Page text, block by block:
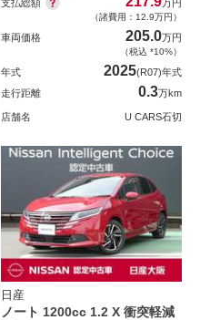
支払総額 万円
（諸費用：12.9万円）
車両価格 205.0万円
（税込 *10%）
年式 2025(R07)年式
走行距離
0.3万km
店舗名 U CARS石切
日産
ノート 1200cc 1.2 X 衝突軽減